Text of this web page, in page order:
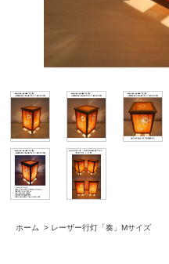
ホーム > レーザー行灯「奏」Mサイズ